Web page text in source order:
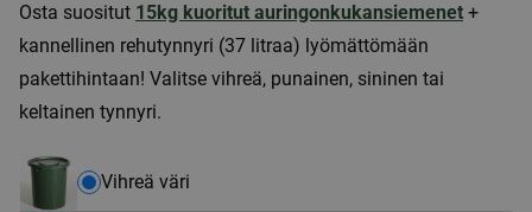
Osta suositut 15kg kuoritut auringonkukansiemenet +
kannellinen rehutynnyri (37 litraa) lyömättömään
pakettihintaan! Valitse vihreä, punainen, sininen tai
keltainen tynnyri.
Vihreä väri